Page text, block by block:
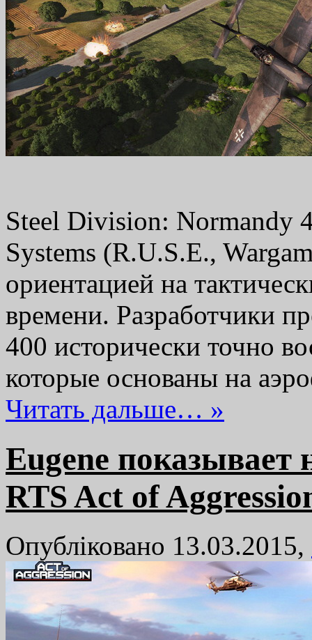
Steel Division: Normandy
Systems (R.U.S.E.,
ориентацией на
времени. Разработчики
400 исторически точно
которые основаны на
Читать дальше… »
Eugene показывает
RTS Act of
Опубліковано 13.03.2015,